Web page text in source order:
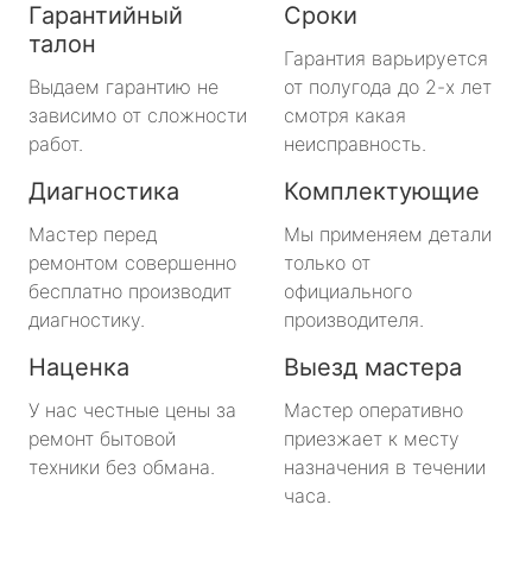
Гарантийный
талон
Выдаем гарантию не
зависимо от сложности
работ.
Сроки
Гарантия варьируется
от полугода до 2-х лет
смотря какая
неисправность.
Диагностика
Мастер перед
ремонтом совершенно
бесплатно производит
диагностику.
Комплектующие
Мы применяем детали
только от
официального
производителя.
Наценка
У нас честные цены за
ремонт бытовой
техники без обмана.
Выезд мастера
Мастер оперативно
приезжает к месту
назначения в течении
часа.